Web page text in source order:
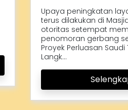
Upaya peningkatan
terus dilakukan di
otoritas setempat
penomoran gerbang
Proyek Perluasan
Langk...